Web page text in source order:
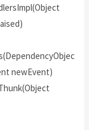
newEvent)